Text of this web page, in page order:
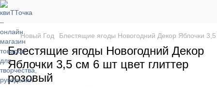
Новый Год Блестящие ягоды Новогодний Декор Яблочки
Блестящие ягоды Новогодний Декор
Яблочки 3,5 см 6 шт цвет глиттер
розовый